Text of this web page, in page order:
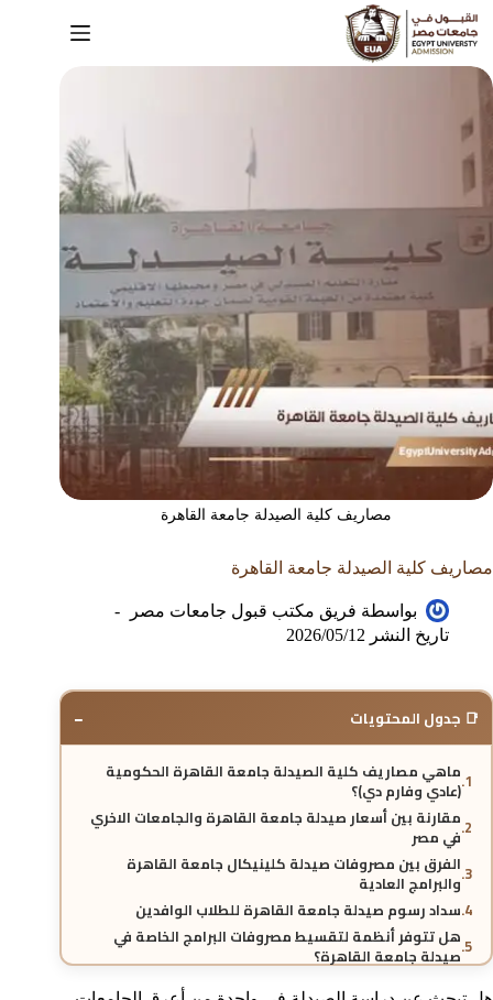
مصاريف كلية الصيدلة جامعة القاهرة
مصاريف كلية الصيدلة جامعة القاهرة
بواسطة فريق مكتب قبول جامعات مصر
تاريخ النشر 2026/05/12
📑 جدول المحتويات −
ماهي مصاريف كلية الصيدلة جامعة القاهرة الحكومية
(عادي وفارم دي)؟
مقارنة بين أسعار صيدلة جامعة القاهرة والجامعات الاخري
في مصر
الفرق بين مصروفات صيدلة كلينيكال جامعة القاهرة
والبرامج العادية
سداد رسوم صيدلة جامعة القاهرة للطلاب الوافدين
هل تتوفر أنظمة لتقسيط مصروفات البرامج الخاصة في
صيدلة جامعة القاهرة؟
مكانة جامعة القاهرة كأفضل وجهة لدراسة الصيدلة في